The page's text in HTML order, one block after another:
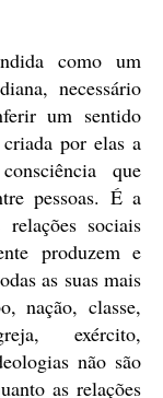
como um
necessário
um sentido
por elas a
que
pessoas. É a
relações sociais
produzem e
as suas mais
nação, classe,
exército,
não são
as relações